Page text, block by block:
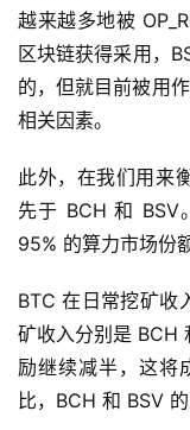
BSV 和 BCH 都有
越来越多地被
区块链获得采用，
的，但就目前被用
此外，在我们用来
先于 BCH 和 BSV
BTC 在日常挖矿收
矿收入分别是 BCH
励继续减半，这将